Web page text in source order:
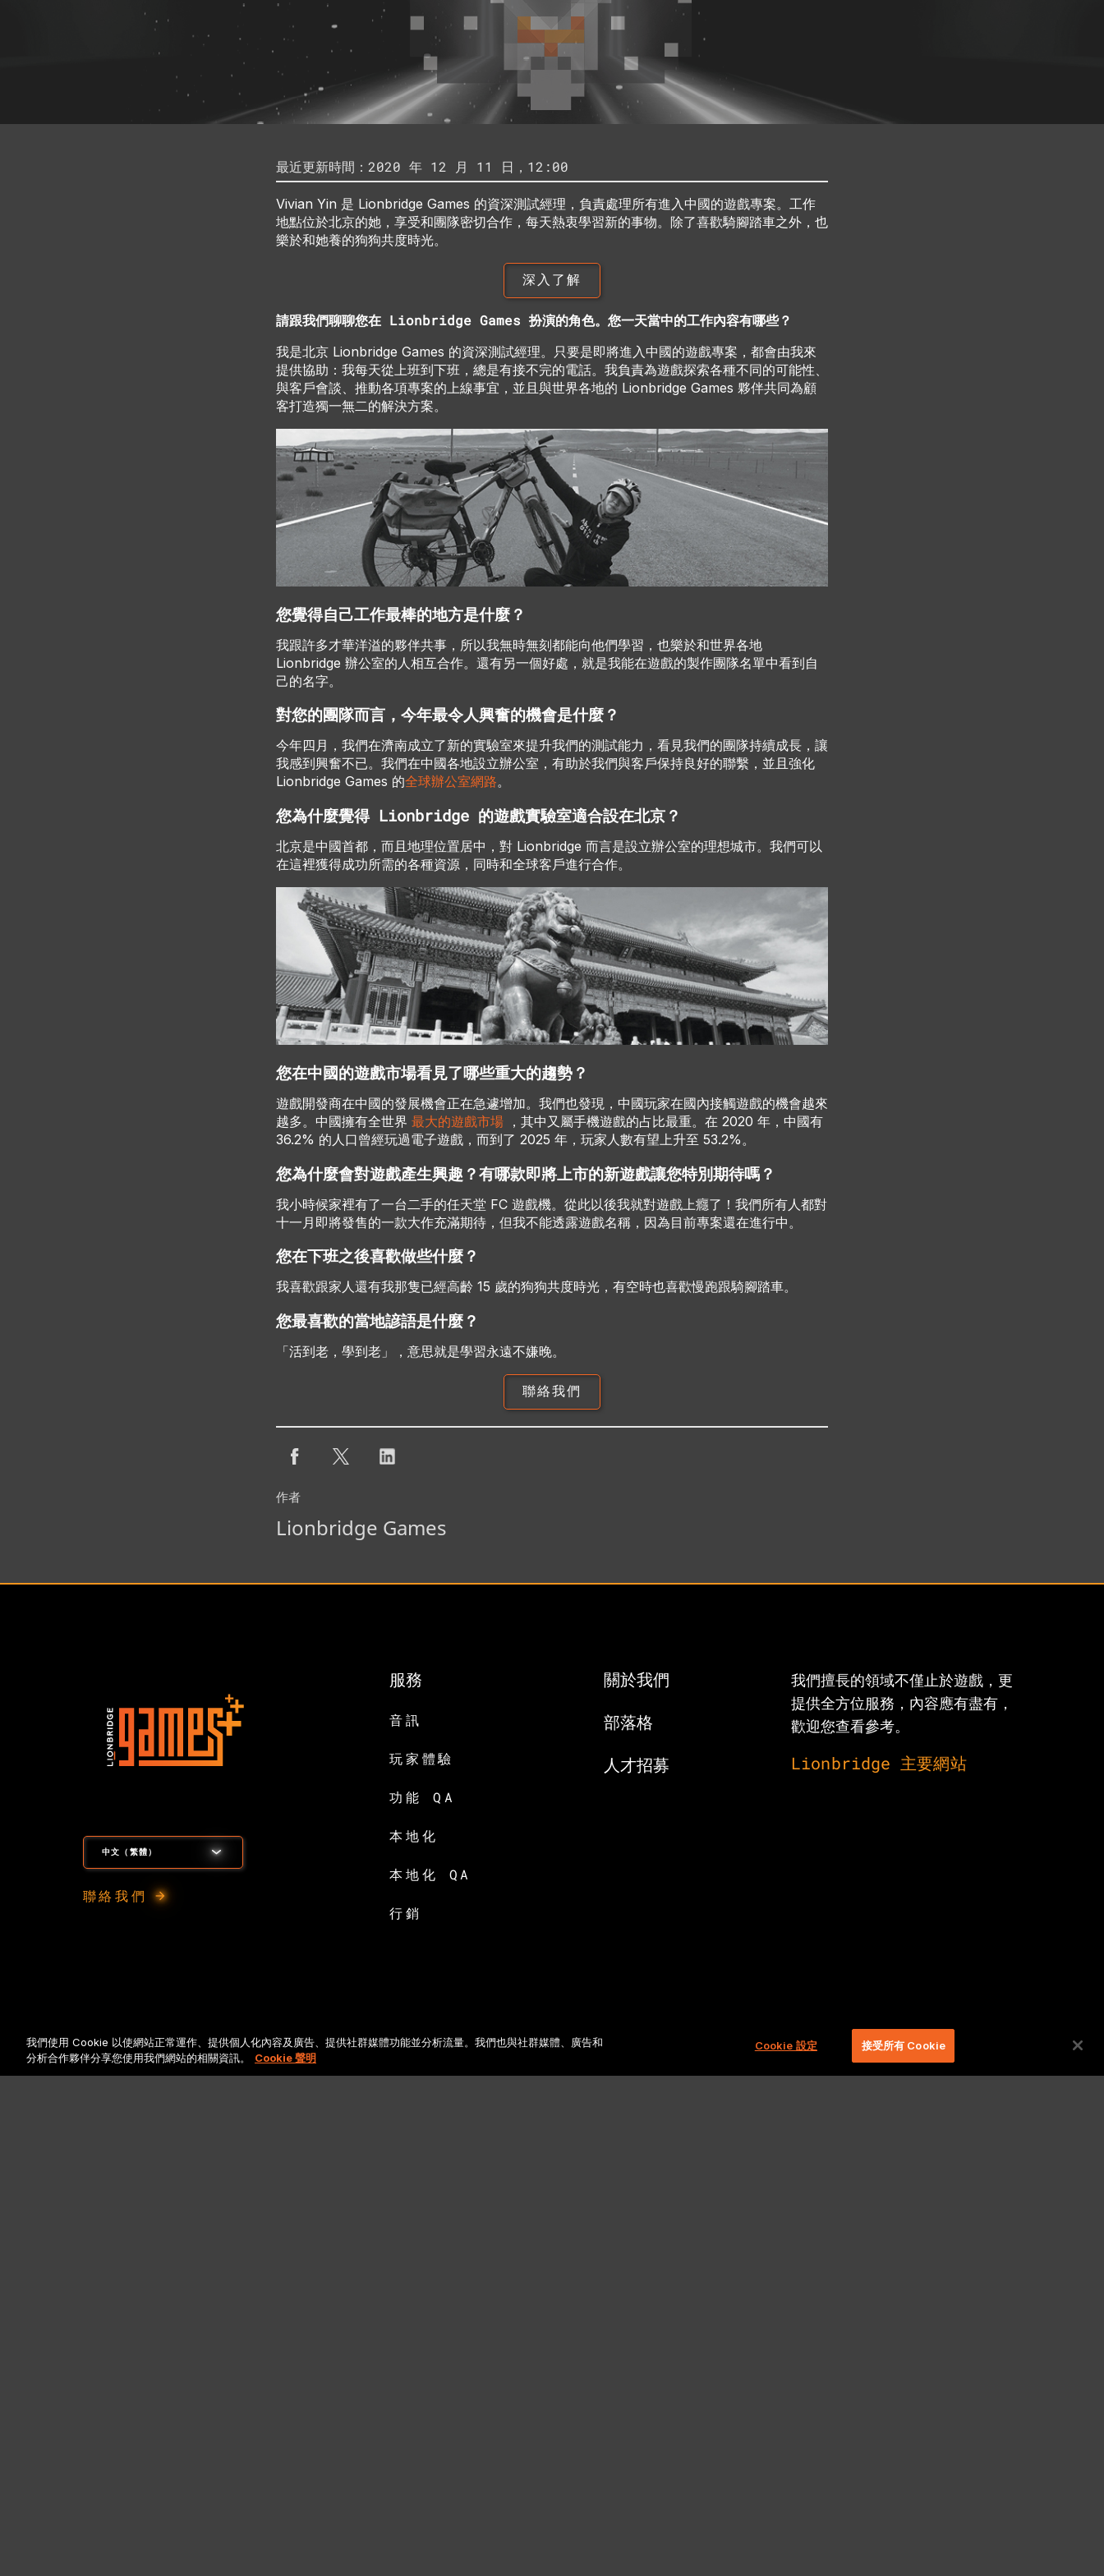
最近更新時間：2020 年 12 月 11 日，12:00
Vivian Yin 是 Lionbridge Games 的資深測試經理，負責處理所有進入中國的遊戲專案。工作
地點位於北京的她，享受和團隊密切合作，每天熱衷學習新的事物。除了喜歡騎腳踏車之外，也
樂於和她養的狗狗共度時光。
深入了解
請跟我們聊聊您在 Lionbridge Games 扮演的角色。您一天當中的工作內容有哪些？
我是北京 Lionbridge Games 的資深測試經理。只要是即將進入中國的遊戲專案，都會由我來
提供協助：我每天從上班到下班，總是有接不完的電話。我負責為遊戲探索各種不同的可能性、
與客戶會談、推動各項專案的上線事宜，並且與世界各地的 Lionbridge Games 夥伴共同為顧
客打造獨一無二的解決方案。
您覺得自己工作最棒的地方是什麼？
我跟許多才華洋溢的夥伴共事，所以我無時無刻都能向他們學習，也樂於和世界各地
Lionbridge 辦公室的人相互合作。還有另一個好處，就是我能在遊戲的製作團隊名單中看到自
己的名字。
對您的團隊而言，今年最令人興奮的機會是什麼？
今年四月，我們在濟南成立了新的實驗室來提升我們的測試能力，看見我們的團隊持續成長，讓
我感到興奮不已。我們在中國各地設立辦公室，有助於我們與客戶保持良好的聯繫，並且強化
Lionbridge Games 的全球辦公室網路。
您為什麼覺得 Lionbridge 的遊戲實驗室適合設在北京？
北京是中國首都，而且地理位置居中，對 Lionbridge 而言是設立辦公室的理想城市。我們可以
在這裡獲得成功所需的各種資源，同時和全球客戶進行合作。
您在中國的遊戲市場看見了哪些重大的趨勢？
遊戲開發商在中國的發展機會正在急遽增加。我們也發現，中國玩家在國內接觸遊戲的機會越來
越多。中國擁有全世界 最大的遊戲市場 ，其中又屬手機遊戲的占比最重。在 2020 年，中國有
36.2% 的人口曾經玩過電子遊戲，而到了 2025 年，玩家人數有望上升至 53.2%。
您為什麼會對遊戲產生興趣？有哪款即將上市的新遊戲讓您特別期待嗎？
我小時候家裡有了一台二手的任天堂 FC 遊戲機。從此以後我就對遊戲上癮了！我們所有人都對
十一月即將發售的一款大作充滿期待，但我不能透露遊戲名稱，因為目前專案還在進行中。
您在下班之後喜歡做些什麼？
我喜歡跟家人還有我那隻已經高齡 15 歲的狗狗共度時光，有空時也喜歡慢跑跟騎腳踏車。
您最喜歡的當地諺語是什麼？
「活到老，學到老」，意思就是學習永遠不嫌晚。
聯絡我們
作者
Lionbridge Games
中文（繁體）
聯絡我們
服務
音訊
玩家體驗
功能 QA
本地化
本地化 QA
行銷
關於我們
部落格
人才招募
我們擅長的領域不僅止於遊戲，更
提供全方位服務，內容應有盡有，
歡迎您查看參考。
Lionbridge 主要網站
法律聲明與政策
我們使用 Cookie 以使網站正常運作、提供個人化內容及廣告、提供社群媒體功能並分析流量。我們也與社群媒體、廣告和
分析合作夥伴分享您使用我們網站的相關資訊。
Cookie 聲明
Cookie 設定 接受所有 Cookie